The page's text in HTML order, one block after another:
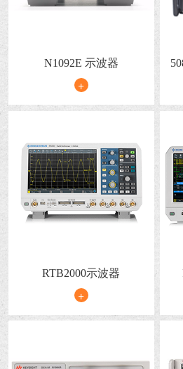
N1092E 示波器
+
RTB2000示波器
+